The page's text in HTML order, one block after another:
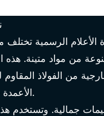
الرسمية
من مواد متينة. هذه
من الفولاذ المقاوم
الأعمدة خفيفة الوزن وفي نفس الوقت قوية.
جمالية. وتستخدم